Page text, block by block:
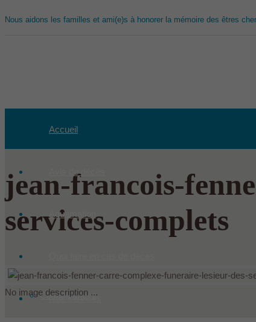
Nous aidons les familles et ami(e)s à honorer la mémoire des êtres
Accueil
Avis de décès
Aquamation
Condoléances
Nos services
jean-francois-
services-complets
No image description ...